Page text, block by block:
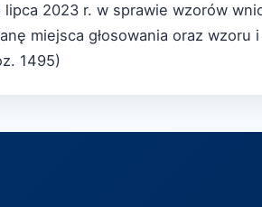
2023 r. w sprawie wzorów
miejsca głosowania oraz wzoru
1495)